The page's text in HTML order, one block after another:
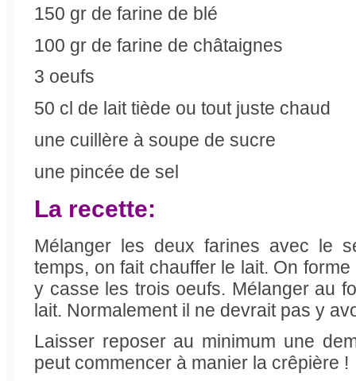
150 gr de farine de blé
100 gr de farine de châtaignes
3 oeufs
50 cl de lait tiède ou tout juste chaud
une cuillère à soupe de sucre
une pincée de sel
La recette:
Mélanger les deux farines avec le
temps, on fait chauffer le lait. On
y casse les trois oeufs. Mélanger au
lait. Normalement il ne devrait pas y
Laisser reposer au minimum une
peut commencer à manier la crêpière !